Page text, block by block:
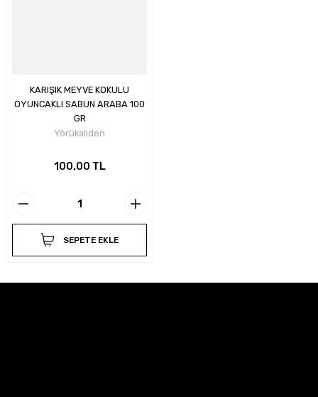
KARIŞIK MEYVE KOKULU
OYUNCAKLI SABUN ARABA 100
GR
Yörükaliden
100,00 TL
SEPETE EKLE